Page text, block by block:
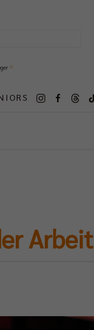
Arbeit